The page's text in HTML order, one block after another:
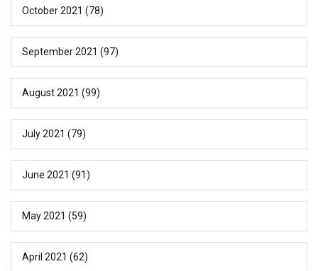
October 2021 (78)
September 2021 (97)
August 2021 (99)
July 2021 (79)
June 2021 (91)
May 2021 (59)
April 2021 (62)